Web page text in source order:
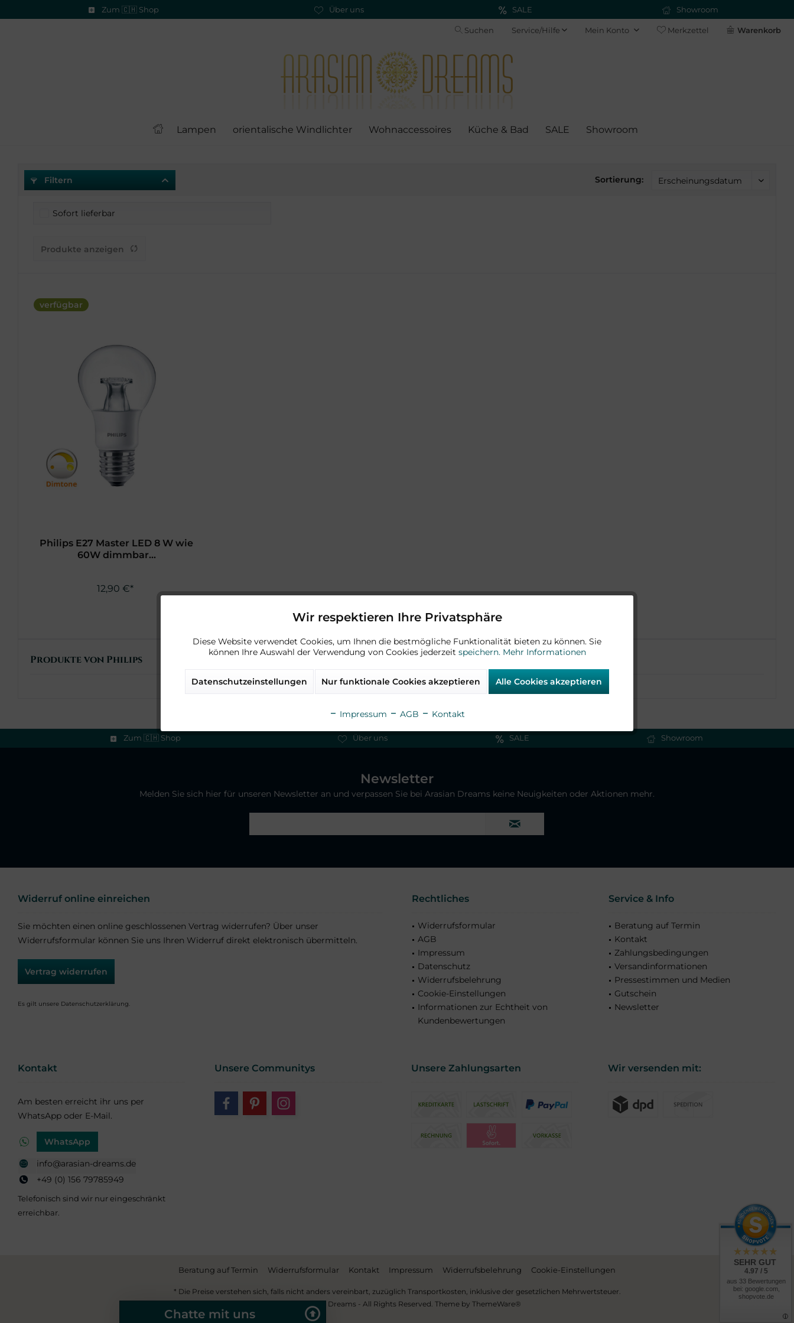
Zum 🇨🇭 Shop Über uns SALE Showroom
Warenkorb
Merkzettel
Mein Konto
Service/Hilfe
Suchen
Lampen orientalische Windlichter Wohnaccessoires Küche & Bad SALE Showroom
Filtern Sortierung:
Sofort lieferbar
Produkte anzeigen
verfügbar
Philips E27 Master LED 8 W wie
60W dimmbar...
12,90 €*
Produkte von Philips
Zum 🇨🇭 Shop Über uns SALE Showroom
Newsletter
Melden Sie sich hier für unseren Newsletter an und verpassen Sie bei Arasian Dreams keine Neuigkeiten oder Aktionen mehr.
Widerruf online einreichen
Sie möchten einen online geschlossenen Vertrag widerrufen? Über unser
Widerrufsformular können Sie uns Ihren Widerruf direkt elektronisch übermitteln.
Vertrag widerrufen
Es gilt unsere Datenschutzerklärung
Rechtliches
Widerrufsformular
AGB
Impressum
Datenschutz
Widerrufsbelehrung
Cookie-Einstellungen
Informationen zur Echtheit von
Kundenbewertungen
Service & Info
Beratung auf Termin
Kontakt
Zahlungsbedingungen
Versandinformationen
Pressestimmen und Medien
Gutschein
Newsletter
Kontakt
Am besten erreicht ihr uns per
WhatsApp oder E-Mail.
WhatsApp
info@arasian-dreams.de
+49 (0) 156 79785949
Telefonisch sind wir nur eingeschränkt
erreichbar.
Unsere Communitys Unsere Zahlungsarten Wir versenden mit:
Beratung auf Termin Widerrufsformular Kontakt Impressum Widerrufsbelehrung Cookie-Einstellungen
* Die Preise verstehen sich, falls nicht anders vereinbart, zuzüglich Transportkosten, inklusive der gesetzlichen Mehrwertsteuer.
© 2026 Arasian Dreams - All Rights Reserved. Theme by ThemeWare®
Chatte mit uns
Marketing Aktiv
Wir respektieren Ihre Privatsphäre
Diese Website verwendet Cookies, um Ihnen die bestmögliche Funktionalität bieten zu können. Sie
können Ihre Auswahl der Verwendung von Cookies jederzeit speichern. Mehr Informationen
Datenschutzeinstellungen Nur funktionale Cookies akzeptieren Alle Cookies akzeptieren
Impressum AGB Kontakt
SEHR GUT
4.97 / 5
aus 33 Bewertungen
bei: google.com,
shopvote.de